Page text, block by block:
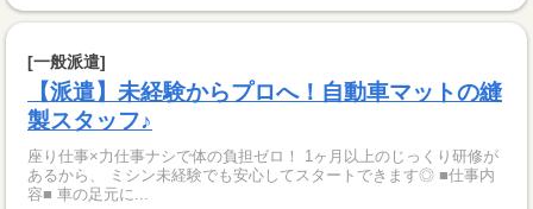
[一般派遣]
【派遣】未経験からプロへ！自動車マットの縫
製スタッフ♪
座り仕事×力仕事ナシで体の負担ゼロ！ 1ヶ月以上のじっくり研修が
あるから、 ミシン未経験でも安心してスタートできます◎ ■仕事内
容■ 車の足元に...